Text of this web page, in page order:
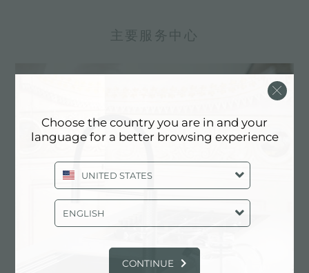
主要服务中心
实现定制化是Foster产品的独特元素。
Choose the country you are in and your
language for a better browsing experience
UNITED STATES
ENGLISH
CONTINUE